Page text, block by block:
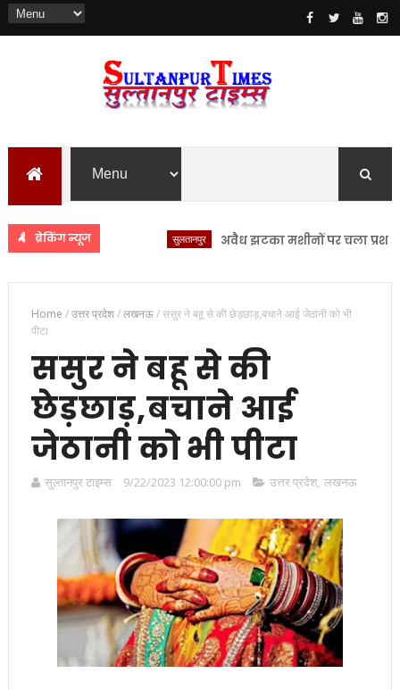
ब्रेकिंग न्यूज अवैध झटका मशीनों पर चला प्रशासन का
Home /उत्तर प्रदेश/लखनऊ/ससुर ने बहू से की छेड़छाड़,बचाने आई जेठानी को भी
पीटा
ससुर ने बहू से की
छेड़छाड़,बचाने आई
जेठानी को भी पीटा
सुल्तानपुर टाइम्स 9/22/2023 12:00:00 pm उत्तर प्रदेश, लखनऊ